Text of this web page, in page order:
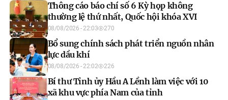
Thông cáo báo chí số 6 Kỳ họp không
thường lệ thứ nhất, Quốc hội khóa XVI
08/08/2026 - 22:03 270
Bổ sung chính sách phát triển nguồn nhân
lực dầu khí
08/08/2026 - 22:02 226
Bí thư Tỉnh ủy Hầu A Lềnh làm việc với 10
xã khu vực phía Nam của tỉnh